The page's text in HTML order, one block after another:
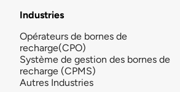
Industries
Opérateurs de bornes de
recharge(CPO)
Système de gestion des bornes de
recharge (CPMS)
Autres Industries